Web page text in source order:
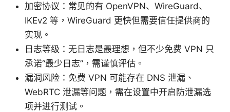
加密协议：常见的有 OpenVPN、WireGuard、
IKEv2 等，WireGuard 更快但需要信任提供商的
实现。
日志等级：无日志是最理想，但不少免费 VPN 只
承诺“最少日志”，需谨慎评估。
漏洞风险：免费 VPN 可能存在 DNS 泄漏、
WebRTC 泄漏等问题，需在设置中开启防泄漏选
项并进行测试。